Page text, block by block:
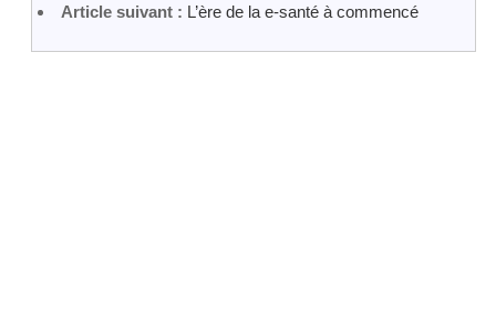
Article suivant : L’ère de la e-santé à commencé